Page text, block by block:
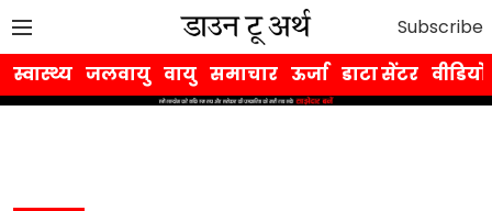
Subscribe
स्वास्थ्य जलवायु वायु समाचार ऊर्जा डाटा सेंटर वीडियो